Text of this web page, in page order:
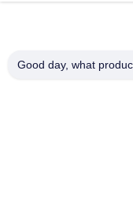
Good day, what